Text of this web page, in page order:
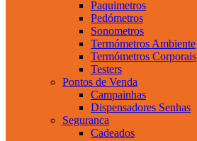
Paquimetros
Pedómetros
Sonometros
Termómetros Ambiente
Termómetros Corporais
Testers
Pontos de Venda
Campainhas
Dispensadores Senhas
Seguranca
Cadeados